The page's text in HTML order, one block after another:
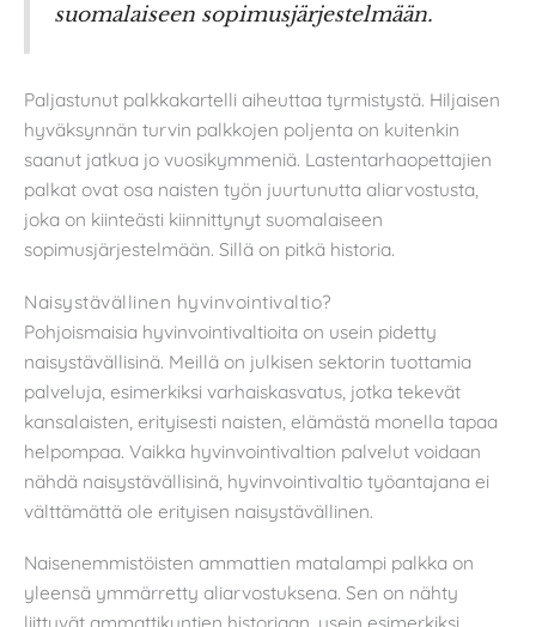
suomalaiseen sopimusjärjestelmään.
Paljastunut palkkakartelli aiheuttaa tyrmistystä. Hiljaisen
hyväksynnän turvin palkkojen poljenta on kuitenkin
saanut jatkua jo vuosikymmeniä. Lastentarhaopettajien
palkat ovat osa naisten työn juurtunutta aliarvostusta,
joka on kiinteästi kiinnittynyt suomalaiseen
sopimusjärjestelmään. Sillä on pitkä historia.
Naisystävällinen hyvinvointivaltio?
Pohjoismaisia hyvinvointivaltioita on usein pidetty
naisystävällisinä. Meillä on julkisen sektorin tuottamia
palveluja, esimerkiksi varhaiskasvatus, jotka tekevät
kansalaisten, erityisesti naisten, elämästä monella tapaa
helpompaa. Vaikka hyvinvointivaltion palvelut voidaan
nähdä naisystävällisinä, hyvinvointivaltio työantajana ei
välttämättä ole erityisen naisystävällinen.
Naisenemmistöisten ammattien matalampi palkka on
yleensä ymmärretty aliarvostuksena. Sen on nähty